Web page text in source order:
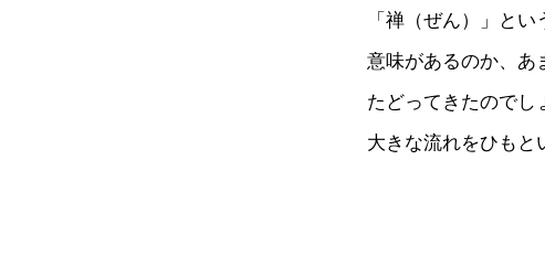
「禅（ぜん）」と
意味があるのか、あ
たどってきたのでし
大きな流れをひもと